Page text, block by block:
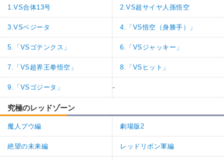
1.VS合体13号 2.VS超サイヤ人孫悟空
3.VSベジータ 4.「VS悟空（身勝手）」
5.「VSゴテンクス」 6.「VSジャッキー」
7.「VS超界王拳悟空」 8.「VSヒット」
9.「VSゴジータ」 -
究極のレッドゾーン
魔人ブウ編 劇場版2
絶望の未来編 レッドリボン軍編